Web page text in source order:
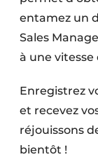
entamez un
Sales
à une
Enregistrez
et recevez
réjouissons
bientôt !